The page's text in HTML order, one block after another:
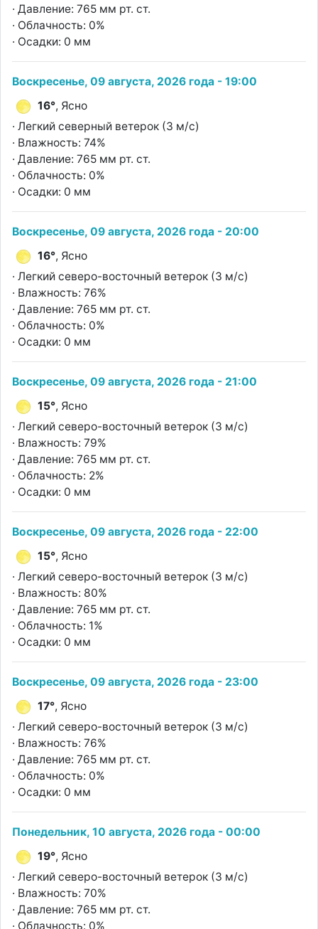
· Давление: 765 мм рт. ст.
· Облачность: 0%
· Осадки: 0 мм
Воскресенье, 09 августа, 2026 года - 19:00
16°, Ясно
· Легкий северный ветерок (3 м/с)
· Влажность: 74%
· Давление: 765 мм рт. ст.
· Облачность: 0%
· Осадки: 0 мм
Воскресенье, 09 августа, 2026 года - 20:00
16°, Ясно
· Легкий северо-восточный ветерок (3 м/с)
· Влажность: 76%
· Давление: 765 мм рт. ст.
· Облачность: 0%
· Осадки: 0 мм
Воскресенье, 09 августа, 2026 года - 21:00
15°, Ясно
· Легкий северо-восточный ветерок (3 м/с)
· Влажность: 79%
· Давление: 765 мм рт. ст.
· Облачность: 2%
· Осадки: 0 мм
Воскресенье, 09 августа, 2026 года - 22:00
15°, Ясно
· Легкий северо-восточный ветерок (3 м/с)
· Влажность: 80%
· Давление: 765 мм рт. ст.
· Облачность: 1%
· Осадки: 0 мм
Воскресенье, 09 августа, 2026 года - 23:00
17°, Ясно
· Легкий северо-восточный ветерок (3 м/с)
· Влажность: 76%
· Давление: 765 мм рт. ст.
· Облачность: 0%
· Осадки: 0 мм
Понедельник, 10 августа, 2026 года - 00:00
19°, Ясно
· Легкий северо-восточный ветерок (3 м/с)
· Влажность: 70%
· Давление: 765 мм рт. ст.
· Облачность: 0%